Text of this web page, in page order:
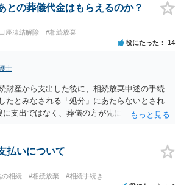
、話し合いの結果、親がすべて相続と決める
合でも相続の非課税枠は、全員で相続した540
くなり、母が全部相続すると、母から三人
円が非課税枠となります。 そうすると、母が
と、両親のどちらかが亡くなってから相続す
します。 計画的に相続をするのがおすすめと
れ以外にも気をつける点はあるかもしれませ
定するのがおすすめと思います。
との葬儀代金はもらえるのか？
座凍結解除 #相続放棄
役にたった 14
士
財産から支出した後に、相続放棄申述の手続
たとみなされる「処分」にあたらないとされ
支出ではなく、葬儀の方が先に来るのが通常
思いますが) ただ、葬儀費用ならいくらでもよ
身分相応の、社会的儀式として当然認められ
考えた方がよいです。 もし、相続人の皆さん
済力がなく、質素な葬儀を行った費用であれ
払いについて
の相続 #相続放棄 #相続手続き